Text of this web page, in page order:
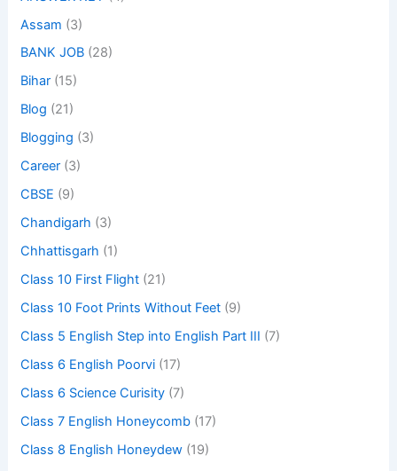
Assam (3)
BANK JOB (28)
Bihar (15)
Blog (21)
Blogging (3)
Career (3)
CBSE (9)
Chandigarh (3)
Chhattisgarh (1)
Class 10 First Flight (21)
Class 10 Foot Prints Without Feet (9)
Class 5 English Step into English Part III (7)
Class 6 English Poorvi (17)
Class 6 Science Curisity (7)
Class 7 English Honeycomb (17)
Class 8 English Honeydew (19)